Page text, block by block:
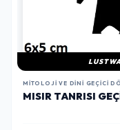
MITOLOJI VE DINI GEÇICI
MISIR TANRISI